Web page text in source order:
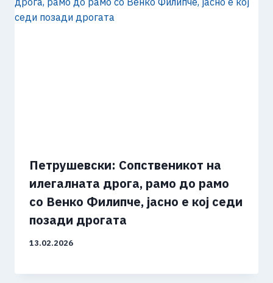
Петрушевски: Сопственикот на
илегалната дрога, рамо до рамо
со Венко Филипче, јасно е кој седи
позади дрогата
13.02.2026